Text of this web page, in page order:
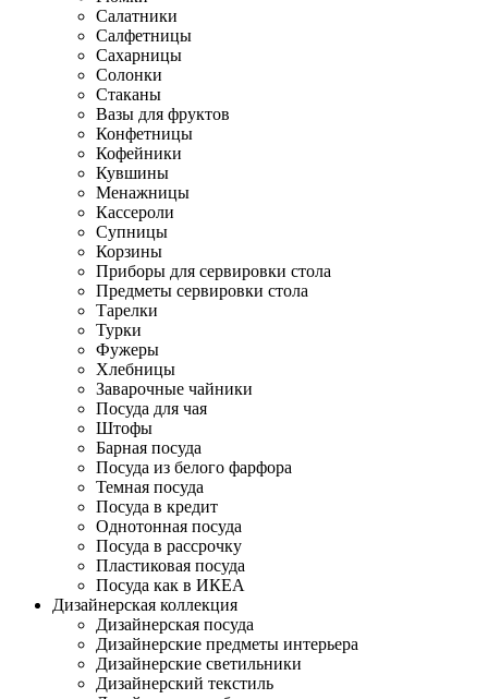
Салатники
Салфетницы
Сахарницы
Солонки
Стаканы
Вазы для фруктов
Конфетницы
Кофейники
Кувшины
Менажницы
Кассероли
Супницы
Корзины
Приборы для сервировки стола
Предметы сервировки стола
Тарелки
Турки
Фужеры
Хлебницы
Заварочные чайники
Посуда для чая
Штофы
Барная посуда
Посуда из белого фарфора
Темная посуда
Посуда в кредит
Однотонная посуда
Посуда в рассрочку
Пластиковая посуда
Посуда как в ИКЕА
Дизайнерская коллекция
Дизайнерская посуда
Дизайнерские предметы интерьера
Дизайнерские светильники
Дизайнерский текстиль